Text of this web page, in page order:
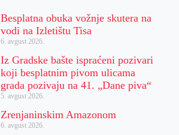
Besplatna obuka vožnje skutera na
vodi na Izletištu Tisa
6. avgust 2026.
Iz Gradske bašte ispraćeni pozivari
koji besplatnim pivom ulicama
grada pozivaju na 41. „Dane piva“
5. avgust 2026.
Zrenjaninskim Amazonom
6. avgust 2026.